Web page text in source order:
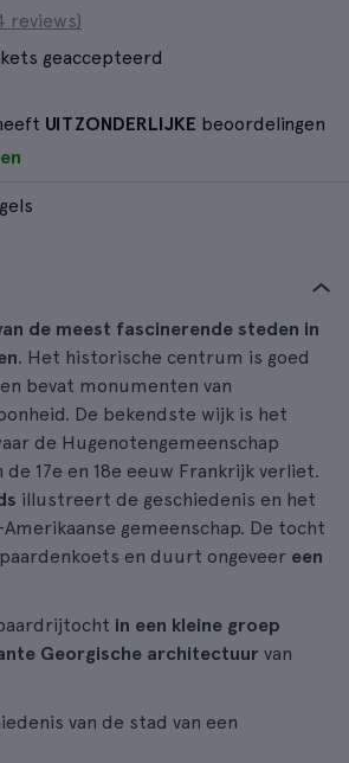
reviews)
geaccepteerd
UITZONDERLIJKE beoordelingen
de meest fascinerende steden in
. Het historische centrum is goed
bevat monumenten van
De bekendste wijk is het
de Hugenotengemeenschap
17e en 18e eeuw Frankrijk verliet.
illustreert de geschiedenis en het
gemeenschap. De tocht
en duurt ongeveer een
in een kleine groep
Georgische architectuur van
van de stad van een